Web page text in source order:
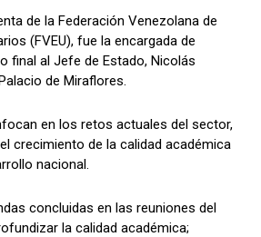
de la Federación Venezolana de
(FVEU), fue la encargada de
final al Jefe de Estado, Nicolás
de Miraflores.
en los retos actuales del sector,
crecimiento de la calidad académica
nacional.
concluidas en las reuniones del
la calidad académica;